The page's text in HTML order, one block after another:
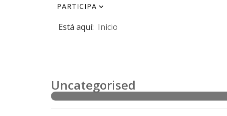
PARTICIPA
Está aquí: Inicio
Uncategorised